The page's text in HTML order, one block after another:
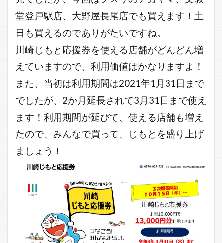
堂登戸駅店、大野屋長尾店でも買えます！土
日も買えるのでありがたいですね。
川崎じもと応援券を使える店舗がどんどん増
えていますので、利用価値はかなりますよ！
また、当初は利用期間は2021年1月31日まで
でしたが、2か月延長されて3月31日まで使え
ます！利用期間が延びて、使える店舗も増え
たので、みんなで買って、じもとを盛り上げ
ましょう！